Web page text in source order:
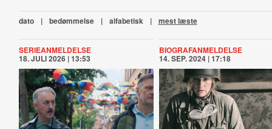
dato | bedømmelse | alfabetisk | mest læste
SERIEANMELDELSE
18. JULI 2026 | 13:53
BIOGRAFANMELDELSE
14. SEP. 2024 | 17:18